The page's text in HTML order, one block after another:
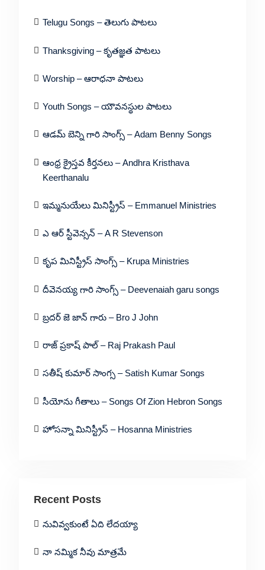
Telugu Songs – తెలుగు పాటలు
Thanksgiving – కృతజ్ఞత పాటలు
Worship – ఆరాధనా పాటలు
Youth Songs – యౌవనస్థుల పాటలు
ఆడమ్ బెన్ని గారి సాంగ్స్ – Adam Benny Songs
ఆంధ్ర క్రైస్తవ కీర్తనలు – Andhra Kristhava
Keerthanalu
ఇమ్మనుయేలు మినిస్ట్రీస్ – Emmanuel Ministries
ఎ ఆర్ స్టీవెన్సన్ – A R Stevenson
కృప మినిస్ట్రీస్ సాంగ్స్ – Krupa Ministries
దీవెనయ్య గారి సాంగ్స్ – Deevenaiah garu songs
బ్రదర్ జె జాన్ గారు – Bro J John
రాజ్ ప్రకాష్ పాల్ – Raj Prakash Paul
సతీష్ కుమార్ సాంగ్స – Satish Kumar Songs
సీయోను గీతాలు – Songs Of Zion Hebron Songs
హోసన్నా మినిస్ట్రీస్ – Hosanna Ministries
Recent Posts
నువివ్వకుంటే ఏది లేదయ్యా
నా నమ్మిక నీవు మాత్రమే